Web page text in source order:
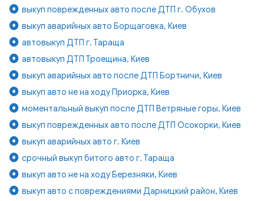
выкуп поврежденных авто после ДТП г. Обухов
выкуп аварийных авто Борщаговка, Киев
автовыкуп ДТП г. Тараща
автовыкуп ДТП Троещина, Киев
выкуп аварийных авто после ДТП Бортничи, Киев
выкуп авто не на ходу Приорка, Киев
моментальный выкуп после ДТП Ветряные горы, Киев
выкуп поврежденных авто после ДТП Осокорки, Киев
выкуп аварийных авто г. Киев
срочный выкуп битого авто г. Тараща
выкуп авто не на ходу Березняки, Киев
выкуп авто с повреждениями Дарницкий район, Киев